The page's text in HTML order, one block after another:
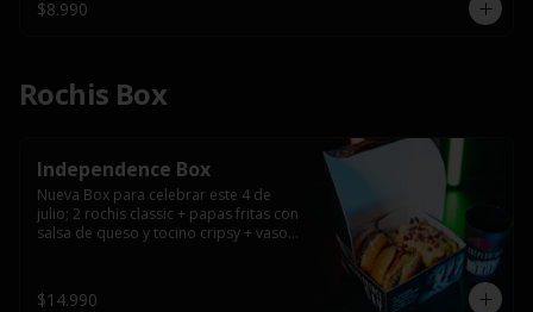
$8.990
Rochis Box
Independence Box
Nueva Box para celebrar este 4 de
julio; 2 rochis classic + papas fritas con
salsa de queso y tocino cripsy + vaso
$14.990